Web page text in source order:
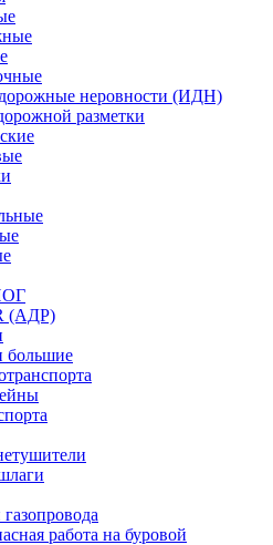
неровности (ИДН)
разметки
(АДР)
большие
работа на буровой